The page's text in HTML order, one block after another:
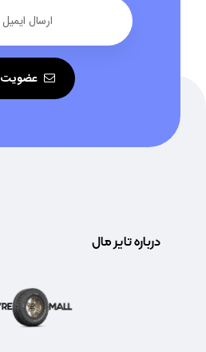
عضویت
درباره تایر مال